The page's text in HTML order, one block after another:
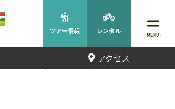
MENU
ツアー情報 レンタル
アクセス